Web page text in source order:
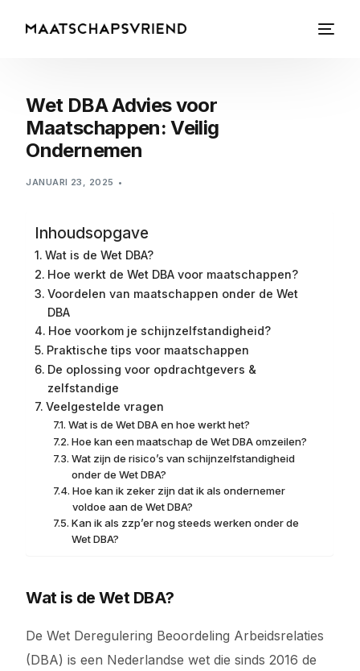
Wet DBA Advies voor
Maatschappen: Veilig
Ondernemen
JANUARI 23, 2025
Inhoudsopgave
Wat is de Wet DBA?
Hoe werkt de Wet DBA voor maatschappen?
Voordelen van maatschappen onder de Wet
DBA
Hoe voorkom je schijnzelfstandigheid?
Praktische tips voor maatschappen
De oplossing voor opdrachtgevers &
zelfstandige
Veelgestelde vragen
Wat is de Wet DBA en hoe werkt het?
Hoe kan een maatschap de Wet DBA omzeilen?
Wat zijn de risico’s van schijnzelfstandigheid
onder de Wet DBA?
Hoe kan ik zeker zijn dat ik als ondernemer
voldoe aan de Wet DBA?
Kan ik als zzp’er nog steeds werken onder de
Wet DBA?
Wat is de Wet DBA?
De Wet Deregulering Beoordeling Arbeidsrelaties
(DBA) is een Nederlandse wet die sinds 2016 de